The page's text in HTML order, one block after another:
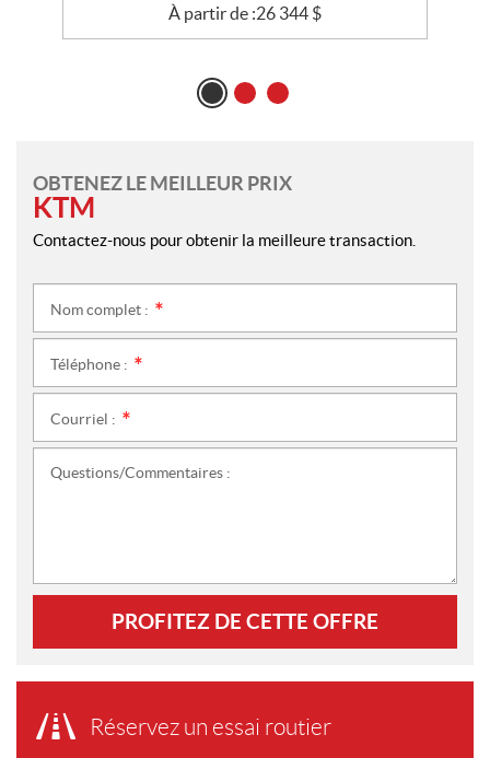
À partir de :26 344 $
OBTENEZ LE MEILLEUR PRIX
KTM
Contactez-nous pour obtenir la meilleure transaction.
Nom complet :
Téléphone :
Courriel :
Questions/Commentaires :
PROFITEZ DE CETTE OFFRE
Réservez un essai routier